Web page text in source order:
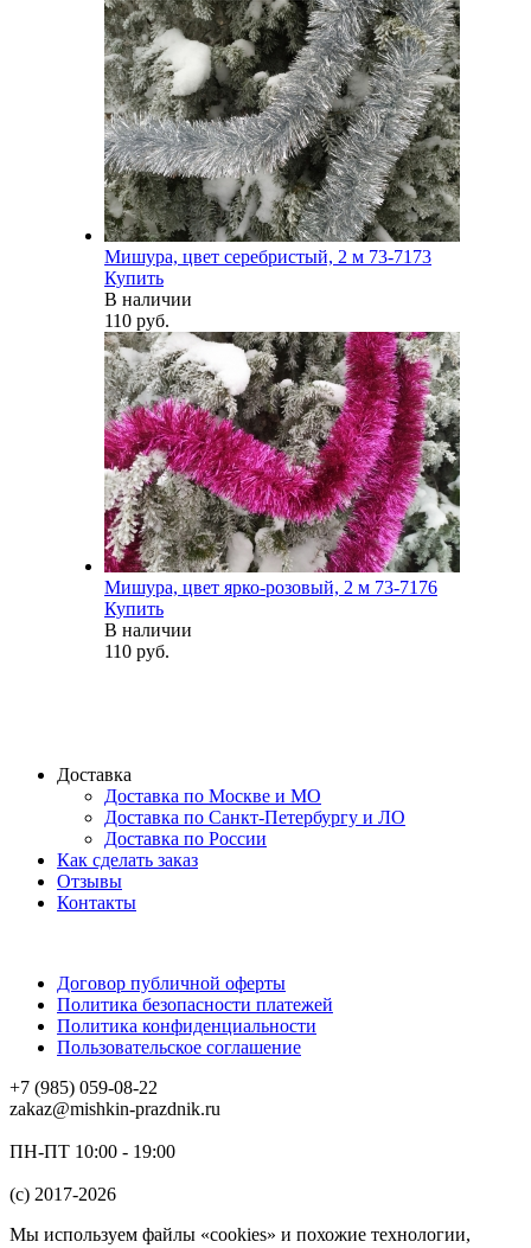
Мишура, цвет серебристый, 2 м 73-7173
Купить
В наличии
110 руб.
Мишура, цвет ярко-розовый, 2 м 73-7176
Купить
В наличии
110 руб.
Доставка
Доставка по Москве и МО
Доставка по Санкт-Петербургу и ЛО
Доставка по России
Как сделать заказ
Отзывы
Контакты
Договор публичной оферты
Политика безопасности платежей
Политика конфиденциальности
Пользовательское соглашение
+7 (985) 059-08-22
zakaz@mishkin-prazdnik.ru
ПН-ПТ 10:00 - 19:00
(c) 2017-2026
Мы используем файлы «cookies» и похожие технологии,